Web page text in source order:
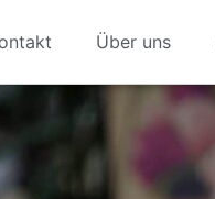
Über uns